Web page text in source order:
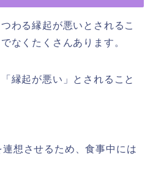
わる縁起が悪いとされるこ
なくたくさんあります。
縁起が悪い」とされること
想させるため、食事中には